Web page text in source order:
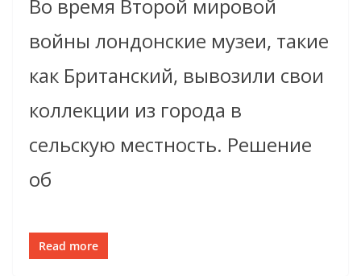
Во время Второй мировой
войны лондонские музеи, такие
как Британский, вывозили свои
коллекции из города в
сельскую местность. Решение
об
Read more